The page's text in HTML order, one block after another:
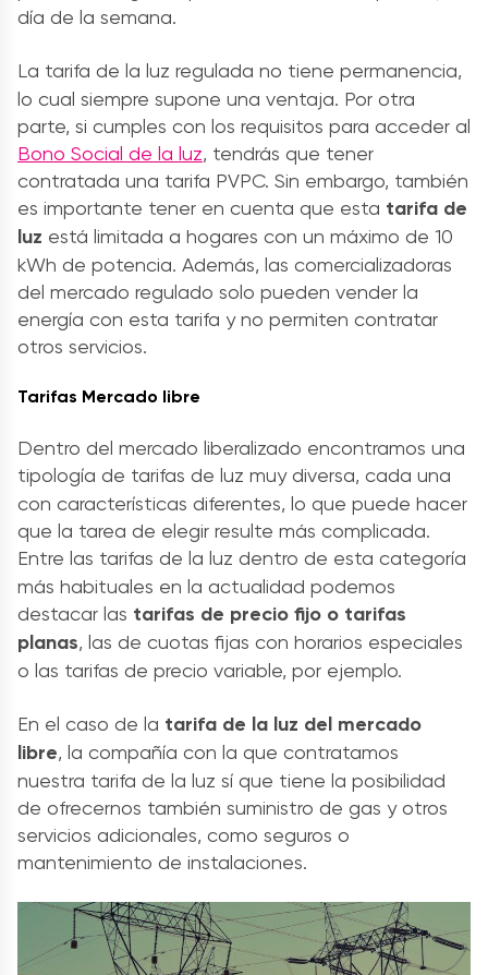
día de la semana.
La tarifa de la luz regulada no tiene permanencia,
lo cual siempre supone una ventaja. Por otra
parte, si cumples con los requisitos para acceder al
Bono Social de la luz, tendrás que tener
contratada una tarifa PVPC. Sin embargo, también
es importante tener en cuenta que esta tarifa de
luz está limitada a hogares con un máximo de 10
kWh de potencia. Además, las comercializadoras
del mercado regulado solo pueden vender la
energía con esta tarifa y no permiten contratar
otros servicios.
Tarifas Mercado libre
Dentro del mercado liberalizado encontramos una
tipología de tarifas de luz muy diversa, cada una
con características diferentes, lo que puede hacer
que la tarea de elegir resulte más complicada.
Entre las tarifas de la luz dentro de esta categoría
más habituales en la actualidad podemos
destacar las tarifas de precio fijo o tarifas
planas, las de cuotas fijas con horarios especiales
o las tarifas de precio variable, por ejemplo.
En el caso de la tarifa de la luz del mercado
libre, la compañía con la que contratamos
nuestra tarifa de la luz sí que tiene la posibilidad
de ofrecernos también suministro de gas y otros
servicios adicionales, como seguros o
mantenimiento de instalaciones.